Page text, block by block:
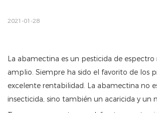
2021-01-28
La abamectina es un pesticida de
amplio. Siempre ha sido el favorito de los
excelente rentabilidad. La abamectina no
insecticida, sino también un acaricida y un